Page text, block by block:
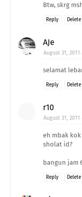
Btw, skrg
Reply Delete
AJe
August 31, 2011
selamat
Reply Delete
r10
August 31, 2011
eh mbak kok
sholat id?
bangun jam
Reply Delete